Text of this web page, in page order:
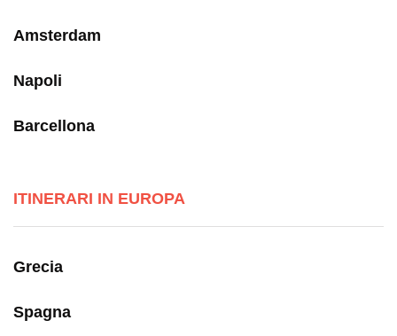
Amsterdam
Napoli
Barcellona
ITINERARI IN EUROPA
Grecia
Spagna